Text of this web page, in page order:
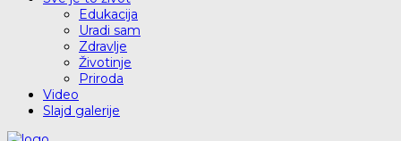
Edukacija
Uradi sam
Zdravlje
Životinje
Priroda
Video
Slajd galerije